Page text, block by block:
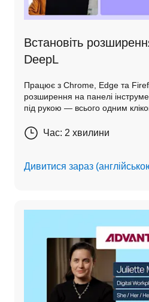
Встановіть
DeepL
Працює з Chrome, Edge та
розширення на панелі
під рукою — всього одним
Час: 2 хвилини
Дивитися зараз